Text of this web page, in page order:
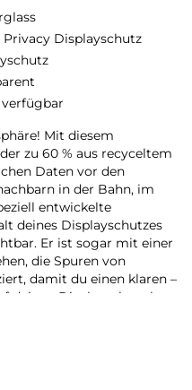
Privacy Displayschutz
Mit diesem
zu 60 % aus recyceltem
Daten vor den
in der Bahn, im
entwickelte
deines Displayschutzes
Er ist sogar mit einer
die Spuren von
damit du einen klaren –
deinen Displayschutz hast.
Displayschutz dein
Stößen, Stürzen und
um es etwas